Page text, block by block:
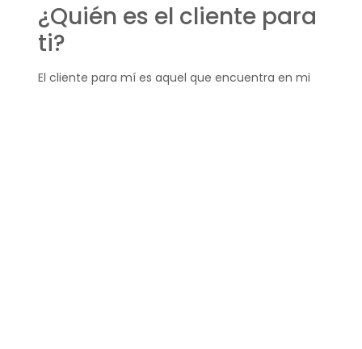
¿Quién es el cliente para
ti?
El cliente para mí es aquel que encuentra en mi